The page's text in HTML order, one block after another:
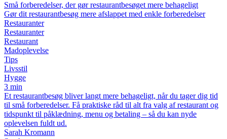
Små forberedelser, der gør restaurantbesøget mere behageligt
Gør dit restaurantbesøg mere afslappet med enkle forberedelser
Restauranter
Restauranter
Restaurant
Madoplevelse
Tips
Livsstil
Hygge
3 min
Et restaurantbesøg bliver langt mere behageligt, når du tager dig tid
til små forberedelser. Få praktiske råd til alt fra valg af restaurant og
tidspunkt til påklædning, menu og betaling – så du kan nyde
oplevelsen fuldt ud.
Sarah Kromann